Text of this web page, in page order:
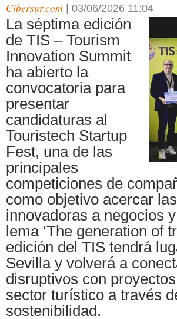
Cibersur.com 03/06/2026 11:04
La séptima edición
de TIS – Tourism
Innovation Summit
ha abierto la
convocatoria para
presentar
candidaturas al
Touristech Startup
Fest, una de las
principales
competiciones de
como objetivo acercar
innovadoras a negocios
lema ‘The generation of
edición del TIS tendrá
Sevilla y volverá a
disruptivos con
sector turístico a través
sostenibilidad.